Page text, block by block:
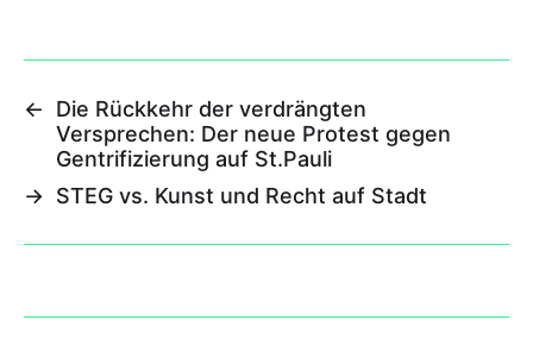
←
Die Rückkehr der verdrängten
Versprechen: Der neue Protest gegen
Gentrifizierung auf St.Pauli
→ STEG vs. Kunst und Recht auf Stadt